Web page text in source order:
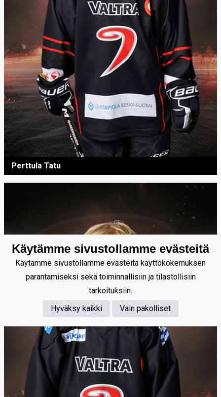
Perttula Tatu
Käytämme sivustollamme evästeitä
Käytämme sivustollamme evästeitä käyttökokemuksen
parantamiseksi sekä toiminnallisiin ja tilastollisiin
tarkoituksiin.
Hyväksy kaikki
Vain pakolliset